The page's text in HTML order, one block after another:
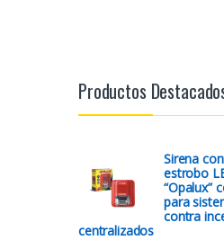
Productos
Sirena
estrobo
“Opalux”
para
contra
centralizados